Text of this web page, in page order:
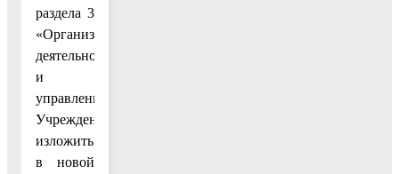
раздела 3
«Организация
деятельности
и
управление
Учреждением»
изложить
в новой